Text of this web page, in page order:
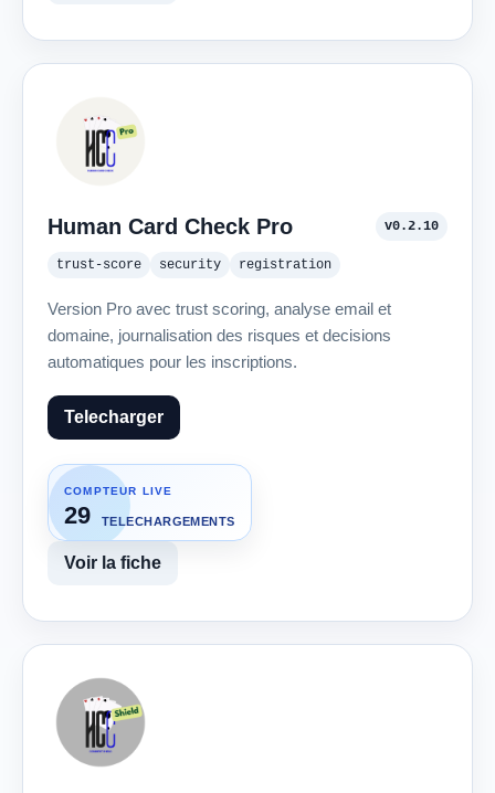
Human Card Check Pro v0.2.10
trust-score security registration
Version Pro avec trust scoring, analyse email et
domaine, journalisation des risques et decisions
automatiques pour les inscriptions.
Telecharger
COMPTEUR LIVE
29 TELECHARGEMENTS
Voir la fiche